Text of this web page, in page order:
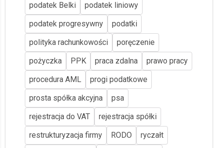
podatek Belki
podatek liniowy
podatek progresywny
podatki
polityka rachunkowości
poręczenie
pożyczka
PPK praca zdalna
prawo pracy
procedura AML
progi podatkowe
prosta spółka akcyjna
psa
rejestracja do VAT
rejestracja spółki
restrukturyzacja firmy
RODO
ryczałt